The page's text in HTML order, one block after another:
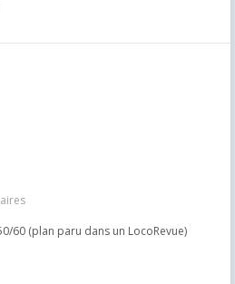
60 (plan paru dans un LocoRevue)